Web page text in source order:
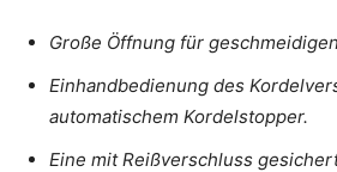
Große Öffnung für
Einhandbedienung des
automatischem Kordelstopper.
Eine mit Reißverschluss